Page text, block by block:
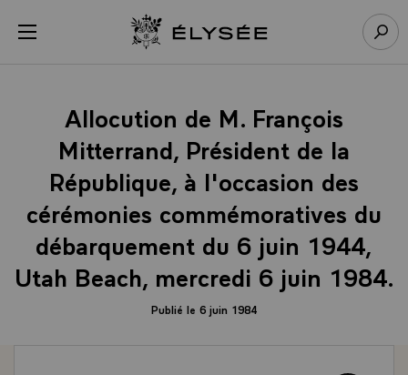
menu Retour à l’accueil Élysée
Allocution de M. François
Mitterrand, Président de la
République, à l'occasion des
cérémonies commémoratives du
débarquement du 6 juin 1944,
Utah Beach, mercredi 6 juin 1984.
Publié le 6 juin 1984
Panneau de gestion des cookies